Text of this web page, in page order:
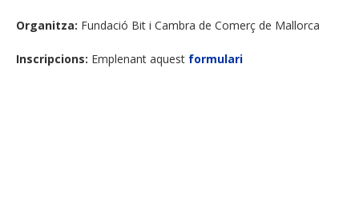
Organitza: Fundació Bit i Cambra de Comerç de Mallorca
Inscripcions: Emplenant aquest formulari